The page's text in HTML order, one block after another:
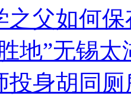
之父如何
地”无锡
投身胡同